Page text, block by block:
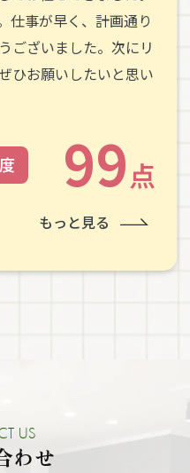
仕事が早く、計画通り
ございました。次にリ
ひお願いしたいと思い
99点
もっと見る
US
わせ